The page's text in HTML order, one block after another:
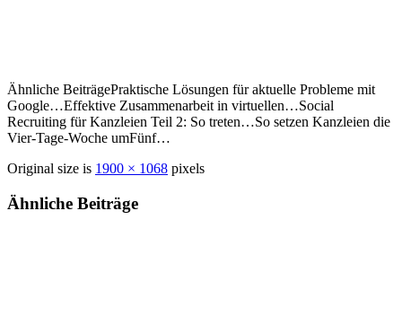
Ähnliche BeiträgePraktische Lösungen für aktuelle Probleme mit
Google…Effektive Zusammenarbeit in virtuellen…Social
Recruiting für Kanzleien Teil 2: So treten…So setzen Kanzleien die
Vier-Tage-Woche umFünf…
Original size is 1900 × 1068 pixels
Ähnliche Beiträge